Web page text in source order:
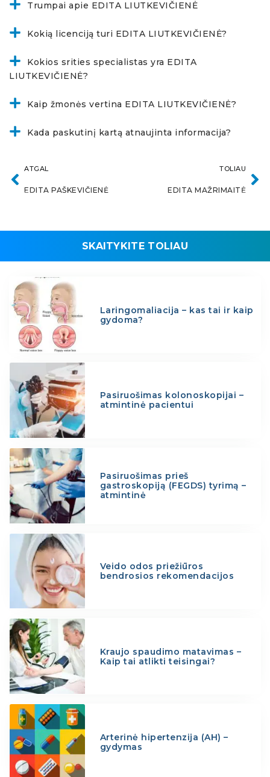
Trumpai apie EDITA LIUTKEVIČIENĖ
Kokią licenciją turi EDITA LIUTKEVIČIENĖ?
Kokios srities specialistas yra EDITA
LIUTKEVIČIENĖ?
Kaip žmonės vertina EDITA LIUTKEVIČIENĖ?
Kada paskutinį kartą atnaujinta informacija?
ATGAL
EDITA PAŠKEVIČIENĖ
TOLIAU
EDITA MAŽRIMAITĖ
SKAITYKITE TOLIAU
Laringomaliacija – kas tai ir kaip
gydoma?
Pasiruošimas kolonoskopijai –
atmintinė pacientui
Pasiruošimas prieš
gastroskopiją (FEGDS) tyrimą –
atmintinė
Veido odos priežiūros
bendrosios rekomendacijos
Kraujo spaudimo matavimas –
Kaip tai atlikti teisingai?
Arterinė hipertenzija (AH) –
gydymas